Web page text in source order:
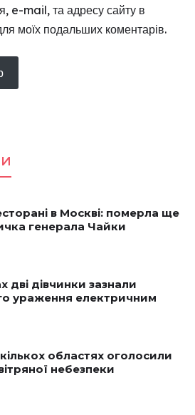
e-mail, та адресу сайту в
моїх подальших коментарів.
в Москві: померла ще
генерала Чайки
дві дівчинки зазнали
ураження електричним
областях оголосили
небезпеки